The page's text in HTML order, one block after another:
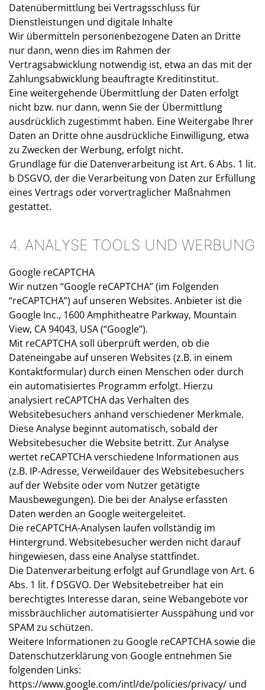
Datenübermittlung bei Vertragsschluss für
Dienstleistungen und digitale Inhalte
Wir übermitteln personenbezogene Daten an Dritte
nur dann, wenn dies im Rahmen der
Vertragsabwicklung notwendig ist, etwa an das mit der
Zahlungsabwicklung beauftragte Kreditinstitut.
Eine weitergehende Übermittlung der Daten erfolgt
nicht bzw. nur dann, wenn Sie der Übermittlung
ausdrücklich zugestimmt haben. Eine Weitergabe Ihrer
Daten an Dritte ohne ausdrückliche Einwilligung, etwa
zu Zwecken der Werbung, erfolgt nicht.
Grundlage für die Datenverarbeitung ist Art. 6 Abs. 1 lit.
b DSGVO, der die Verarbeitung von Daten zur Erfüllung
eines Vertrags oder vorvertraglicher Maßnahmen
gestattet.
4. ANALYSE TOOLS UND WERBUNG
Google reCAPTCHA
Wir nutzen “Google reCAPTCHA” (im Folgenden
“reCAPTCHA”) auf unseren Websites. Anbieter ist die
Google Inc., 1600 Amphitheatre Parkway, Mountain
View, CA 94043, USA (“Google”).
Mit reCAPTCHA soll überprüft werden, ob die
Dateneingabe auf unseren Websites (z.B. in einem
Kontaktformular) durch einen Menschen oder durch
ein automatisiertes Programm erfolgt. Hierzu
analysiert reCAPTCHA das Verhalten des
Websitebesuchers anhand verschiedener Merkmale.
Diese Analyse beginnt automatisch, sobald der
Websitebesucher die Website betritt. Zur Analyse
wertet reCAPTCHA verschiedene Informationen aus
(z.B. IP-Adresse, Verweildauer des Websitebesuchers
auf der Website oder vom Nutzer getätigte
Mausbewegungen). Die bei der Analyse erfassten
Daten werden an Google weitergeleitet.
Die reCAPTCHA-Analysen laufen vollständig im
Hintergrund. Websitebesucher werden nicht darauf
hingewiesen, dass eine Analyse stattfindet.
Die Datenverarbeitung erfolgt auf Grundlage von Art. 6
Abs. 1 lit. f DSGVO. Der Websitebetreiber hat ein
berechtigtes Interesse daran, seine Webangebote vor
missbräuchlicher automatisierter Ausspähung und vor
SPAM zu schützen.
Weitere Informationen zu Google reCAPTCHA sowie die
Datenschutzerklärung von Google entnehmen Sie
folgenden Links:
https://www.google.com/intl/de/policies/privacy/ und